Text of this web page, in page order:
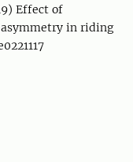
Effect of
in riding